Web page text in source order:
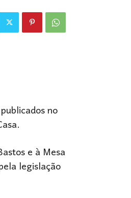
no
e à Mesa
legislação